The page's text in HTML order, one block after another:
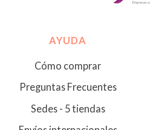
AYUDA
Cómo comprar
Preguntas Frecuentes
Sedes - 5 tiendas